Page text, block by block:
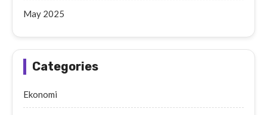
May 2025
Categories
Ekonomi